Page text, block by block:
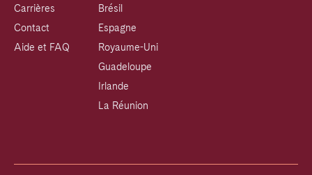
Carrières
Contact
Aide et FAQ
Brésil
Espagne
Royaume-Uni
Guadeloupe
Irlande
La Réunion